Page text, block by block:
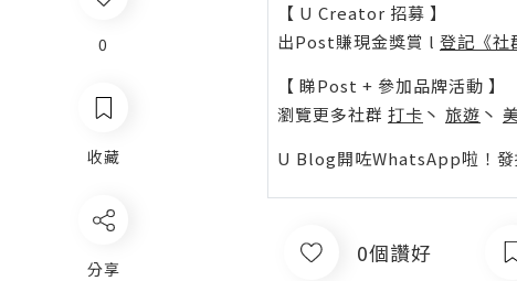
0
收藏
分享
【 U Creator 招募 】
出Post賺現金獎賞 l 登記《社
【 睇Post + 參加品牌活動 】
瀏覽更多社群 打卡 丶 旅遊 丶
U Blog開咗WhatsApp啦！發
0個讚好